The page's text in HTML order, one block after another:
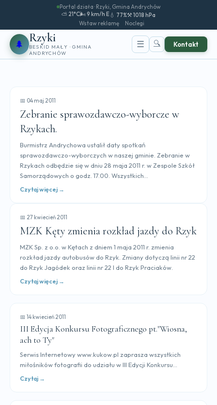
Portal działa · Rzyki, Gmina Andrychów
⛅ 21°C🌬️ 9 km/h E 💧 77%⚒️ 1018 hPa
Wstaw reklamę
Noclegi
🌲 Rzyki
BESKID MAŁY · GMINA
ANDRYCHÓW
☰ 🔍 Kontakt
📅 04 maj 2011
Zebranie sprawozdawczo-wyborcze w
Rzykach.
Burmistrz Andrychowa ustalił daty spotkań
sprawozdawczo-wyborczych w naszej gminie. Zebranie w
Rzykach odbędzie się w dniu 28 maja 2011 r. w Zespole Szkół
Samorządowych o godz. 17.00. Wszystkich...
Czytaj więcej →
📅 27 kwiecień 2011
MZK Kęty zmienia rozkład jazdy do Rzyk
MZK Sp. z o.o. w Kętach z dniem 1 maja 2011 r. zmienia
rozkład jazdy autobusów do Rzyk. Zmiany dotyczą linii nr 22
do Rzyk Jagódek oraz linii nr 22 I do Rzyk Praciaków.
Czytaj więcej →
📅 14 kwiecień 2011
III Edycja Konkursu Fotograficznego pt."Wiosna,
ach to Ty"
Serwis Internetowy www.kukow.pl zaprasza wszystkich
miłośników fotografii do udziału w III Edycji Konkursu...
Czytaj →